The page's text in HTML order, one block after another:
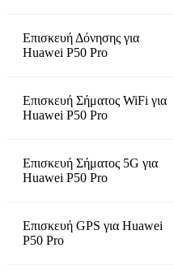
Επισκευή Δόνησης για
Huawei P50 Pro
Επισκευή Σήματος WiFi για
Huawei P50 Pro
Επισκευή Σήματος 5G για
Huawei P50 Pro
Επισκευή GPS για Huawei
P50 Pro